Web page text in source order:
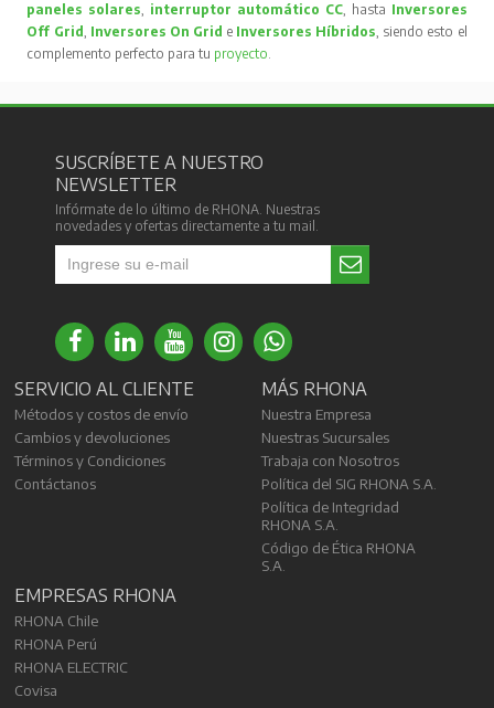
paneles solares, interruptor automático CC, hasta Inversores
Off Grid, Inversores On Grid e Inversores Híbridos, siendo esto el
complemento perfecto para tu proyecto.
SUSCRÍBETE A NUESTRO
NEWSLETTER
Infórmate de lo último de RHONA. Nuestras
novedades y ofertas directamente a tu mail.
SERVICIO AL CLIENTE
Métodos y costos de envío
Cambios y devoluciones
Términos y Condiciones
Contáctanos
MÁS RHONA
Nuestra Empresa
Nuestras Sucursales
Trabaja con Nosotros
Política del SIG RHONA S.A.
Política de Integridad
RHONA S.A.
Código de Ética RHONA
S.A.
EMPRESAS RHONA
RHONA Chile
RHONA Perú
RHONA ELECTRIC
Covisa